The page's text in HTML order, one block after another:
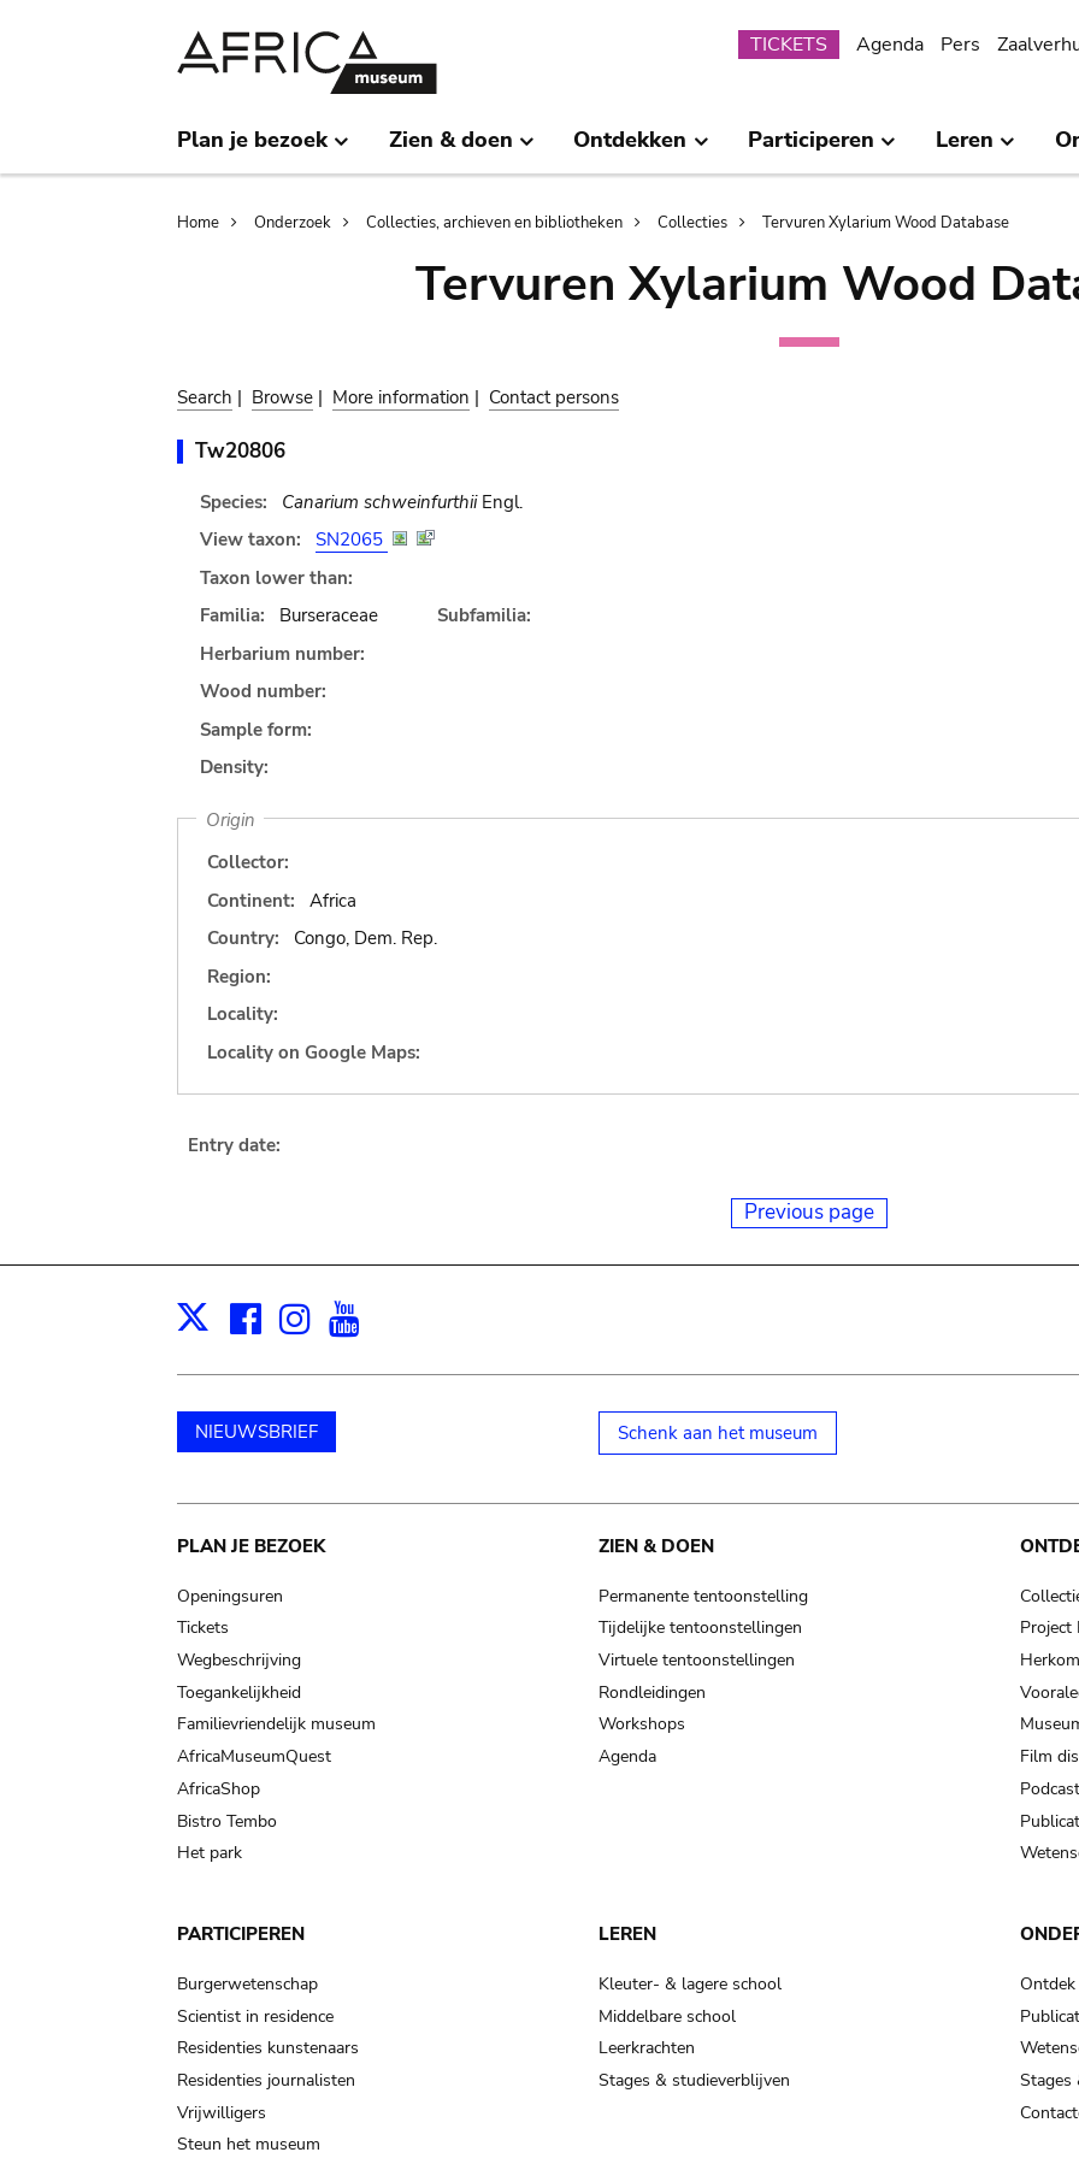
Submenu
TICKETS Agenda Pers
Plan je bezoek Zien & doen Ontdekken Participeren Leren
Breadcrumb
Home Onderzoek Collecties, archieven en bibliotheken Collecties Tervuren Xylarium Wood Database
Tervuren Xylarium Wood
Search | Browse | More information | Contact persons
Tw20806
Species: Canarium schweinfurthiiEngl.
View taxon:
SN2065
Taxon lower than:
Familia:
Burseraceae
Subfamilia:
Herbarium number:
Wood number:
Sample form:
Density:
Origin
Collector:
Continent:
Africa
Country:
Congo, Dem. Rep.
Region:
Locality:
Locality on Google Maps:
Entry date:
Previous page
X Facebook
Instagram
NIEUWSBRIEF Schenk aan het museum
Main
navigation
PLAN JE BEZOEK
Openingsuren
Tickets
Wegbeschrijving
Toegankelijkheid
Familievriendelijk museum
AfricaMuseumQuest
AfricaShop
Bistro Tembo
Het park
ZIEN & DOEN
Permanente tentoonstelling
Tijdelijke tentoonstellingen
Virtuele tentoonstellingen
Rondleidingen
Workshops
Agenda
Project
Film
PARTICIPEREN
Burgerwetenschap
Scientist in residence
Residenties kunstenaars
Residenties journalisten
Vrijwilligers
Steun het museum
LEREN
Kleuter- & lagere school
Middelbare school
Leerkrachten
Stages & studieverblijven
Stages